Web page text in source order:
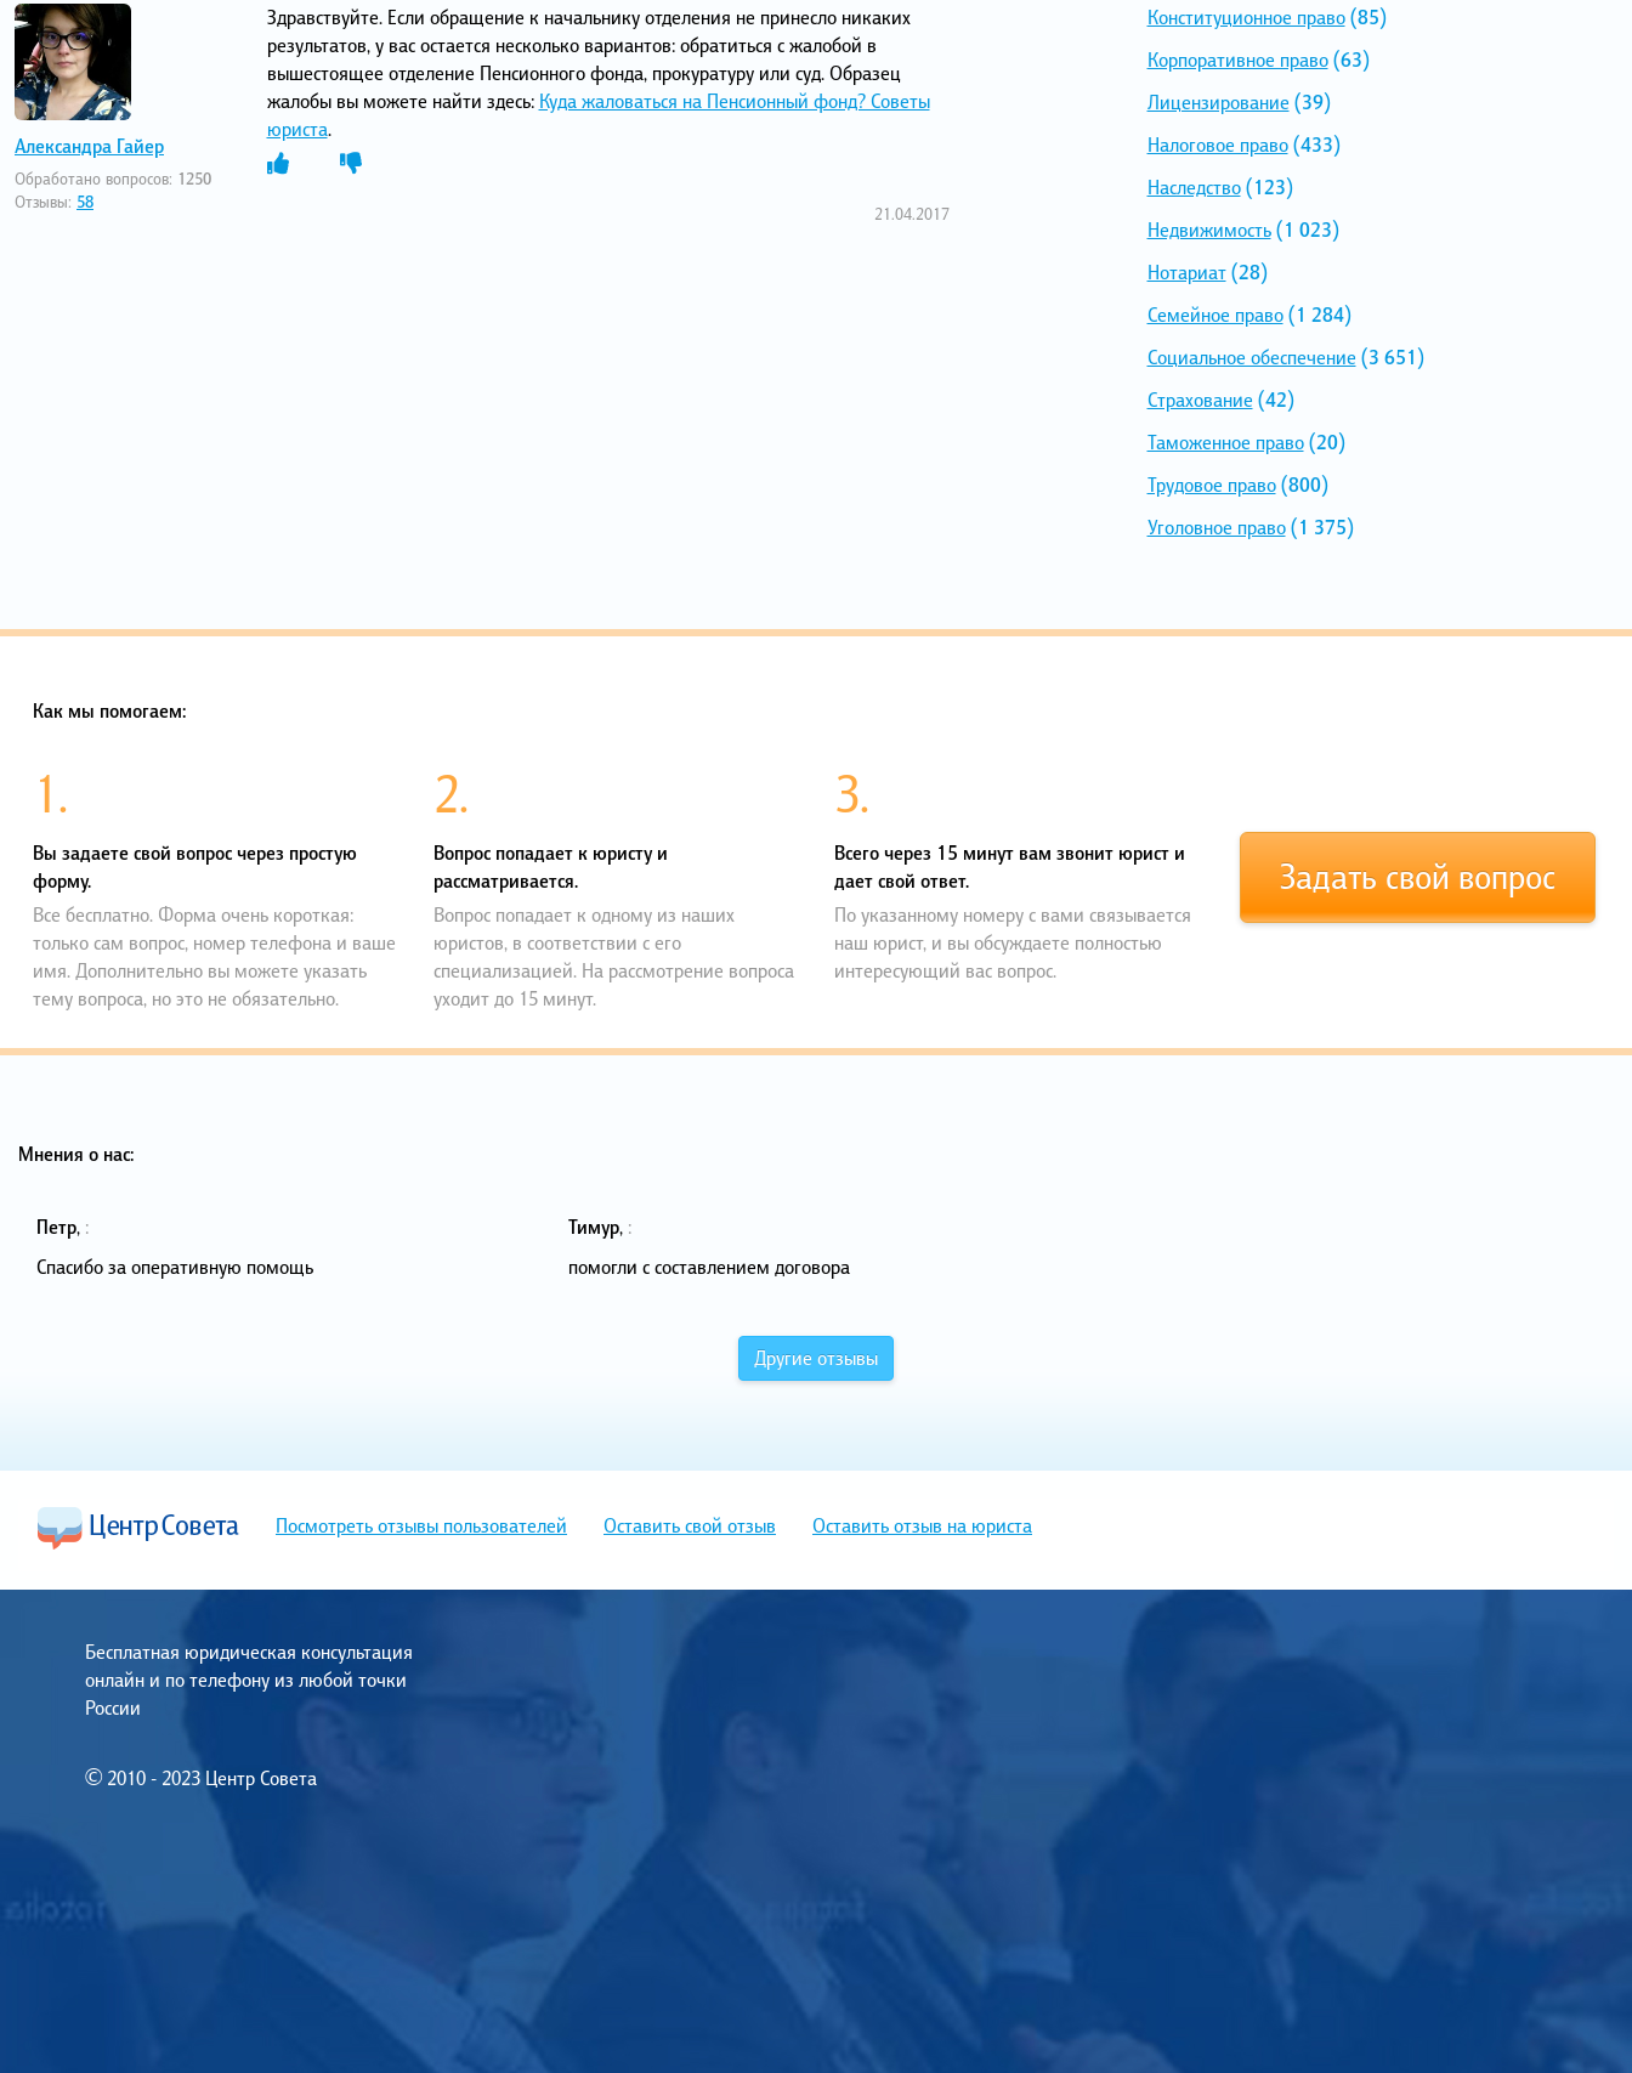
Александра Гайер
Обработано вопросов: 1250
Отзывы: 58
Здравствуйте. Если обращение к начальнику отделения не принесло никаких
результатов, у вас остается несколько вариантов: обратиться с жалобой в
вышестоящее отделение Пенсионного фонда, прокуратуру или суд. Образец
жалобы вы можете найти здесь: Куда жаловаться на Пенсионный фонд? Советы
юриста.
21.04.2017
Конституционное право(85)
Корпоративное право(63)
Лицензирование (39)
Налоговое право(433)
Наследство(123)
Недвижимость(1 023)
Нотариат(28)
Семейное право(1 284)
Социальное обеспечение (3 651)
Страхование (42)
Таможенное право(20)
Трудовое право(800)
Уголовное право(1 375)
Как мы помогаем:
1.
Вы задаете свой вопрос через простую
форму.
Все бесплатно. Форма очень короткая:
только сам вопрос, номер телефона и ваше
имя. Дополнительно вы можете указать
тему вопроса, но это не обязательно.
2.
Вопрос попадает к юристу и
рассматривается.
Вопрос попадает к одному из наших
юристов, в соответствии с его
специализацией. На рассмотрение вопроса
уходит до 15 минут.
3.
Всего через 15 минут вам звонит юрист и
дает свой ответ.
По указанному номеру с вами связывается
наш юрист, и вы обсуждаете полностью
интересующий вас вопрос.
Задать свой вопрос
Мнения о нас:
Петр, :
Спасибо за оперативную помощь
Тимур, :
помогли с составлением договора
Другие отзывы
Посмотреть отзывы пользователей Оставить свой отзыв Оставить отзыв на юриста
Бесплатная юридическая консультация
онлайн и по телефону из любой точки
России
© 2010 - 2023 Центр Совета